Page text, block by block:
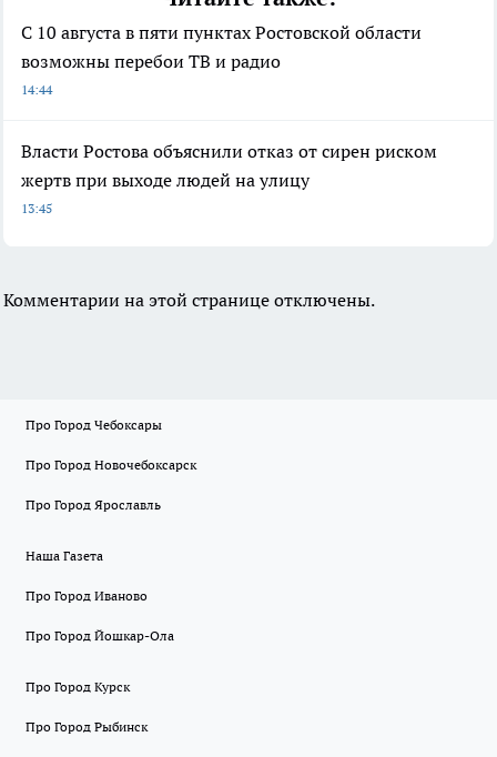
С 10 августа в пяти пунктах Ростовской области
возможны перебои ТВ и радио
14:44
Власти Ростова объяснили отказ от сирен риском
жертв при выходе людей на улицу
13:45
Комментарии на этой странице отключены.
Про Город Чебоксары
Про Город Новочебоксарск
Про Город Ярославль
Наша Газета
Про Город Иваново
Про Город Йошкар-Ола
Про Город Курск
Про Город Рыбинск